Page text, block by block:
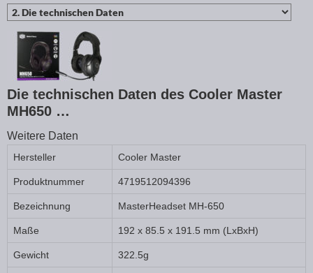
Die technischen Daten des Cooler Master
MH650 …
Weitere Daten
Hersteller Cooler Master
Produktnummer 4719512094396
Bezeichnung MasterHeadset MH-650
Maße 192 x 85.5 x 191.5 mm (LxBxH)
Gewicht 322.5g